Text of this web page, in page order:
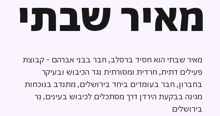
מאיר שבתי
מאיר שבתי הוא חסיד ברסלב, חבר בבני אברהם - קבוצת
פעילים דתית, חרדית ומסורתית נגד הכיבוש ובעיקר
בחברון, חבר בעומדים ביחד בירושלים, מתנדב בנוכחות
מגינה בבקעת הירדן דרך מסתכלים לכיבוש בעינים, גֵר
בירושלים